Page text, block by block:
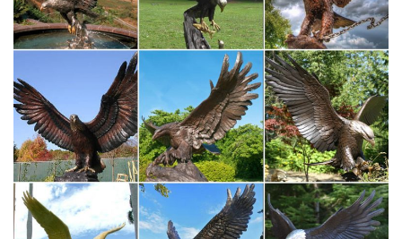
товары Дом и сад,Статуи и скульптуры,Статуэтки и
миниатюры, по низким ценам.Древней Греции голый мужчина
Скульптура ручной смолы греческий люди статуя Craft
Орнамент для Книги по искусству…
Скульптуры и статуэтки в России. Сравнить цены, купить…
Скульптуры и статуэтки. Продажа, поиск, поставщики и
магазины, цены в России.Скульптуры и статуэтки, Сувениры,
Цветы, Статуэтки, Предметы интерьера, Статуэтки и
скульптурыВ наличии. Скульптура Символ Достатка и
благополучия большой Bogacho.
Античность – в каталоге подарков интернет магазина